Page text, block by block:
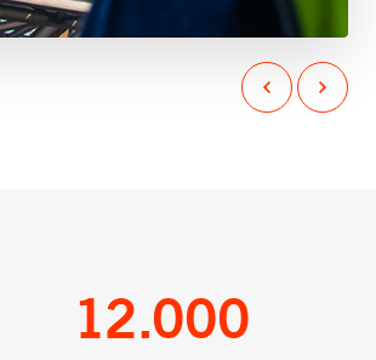
12.000